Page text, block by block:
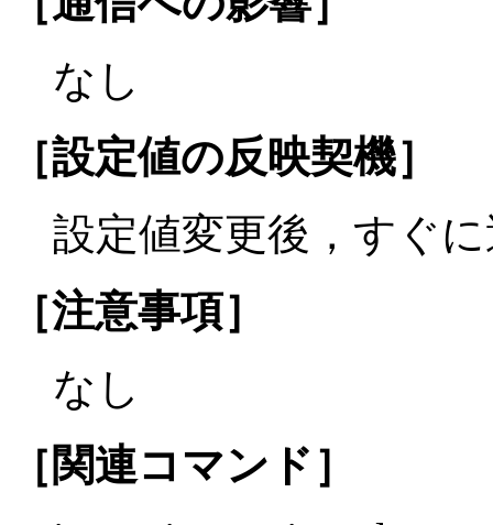
なし
［設定値の反映契機］
設定値変更後，すぐ
［注意事項］
なし
［関連コマンド］